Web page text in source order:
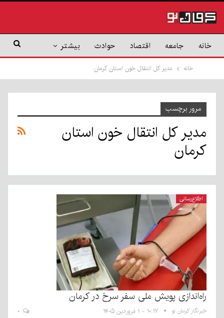
خانه جامعه اقتصاد حوادث بیشتر
خانه مدیر کل انتقال خون استان کرمان
مرور برچسب
مدیر کل انتقال خون استان
کرمان
اطلاع‌رسانی
راه‌اندازی پویش ملی سفر سرخ در کرمان
خبرنگار کرمان نو ۱۰:۱۷ - ۱ فروردین ۱۴۰۵